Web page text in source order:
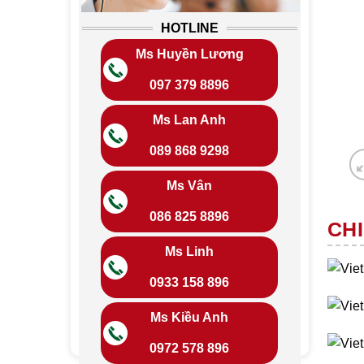
HOTLINE
Ms Huyền Lương
097 379 8896
Ms Lan Anh
089 868 9298
Ms Vân
086 825 8896
Ms Linh
0933 158 896
Ms Kiều Anh
0972 578 896